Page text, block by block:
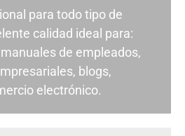
para todo tipo de
calidad ideal para:
de empleados,
blogs,
electrónico.